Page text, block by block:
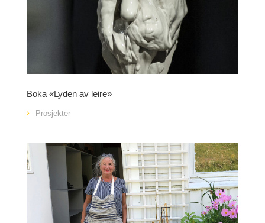
Boka «Lyden av leire»
Prosjekter